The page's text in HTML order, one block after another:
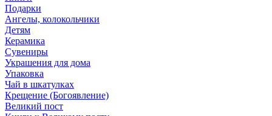
Подарки
Ангелы, колокольчики
Детям
Керамика
Сувениры
Украшения для дома
Упаковка
Чай в шкатулках
Крещение (Богоявление)
Великий пост